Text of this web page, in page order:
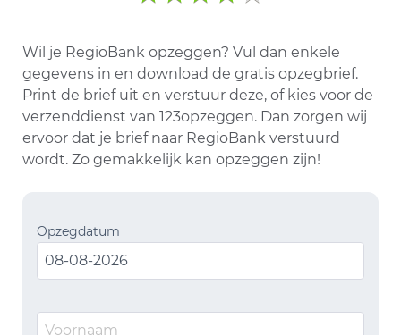
Wil je RegioBank opzeggen? Vul dan enkele
gegevens in en download de gratis opzegbrief.
Print de brief uit en verstuur deze, of kies voor de
verzenddienst van 123opzeggen. Dan zorgen wij
ervoor dat je brief naar RegioBank verstuurd
wordt. Zo gemakkelijk kan opzeggen zijn!
Opzegdatum